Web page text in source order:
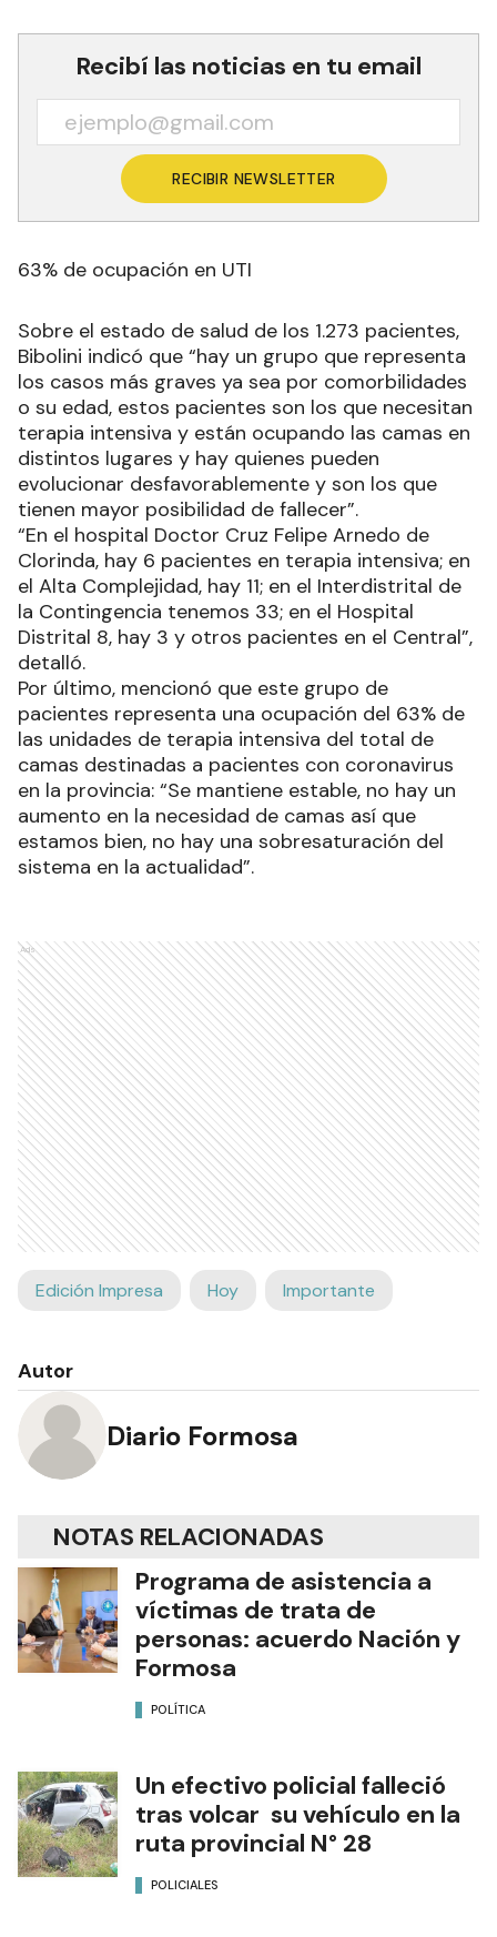
Recibí las noticias en tu email
RECIBIR NEWSLETTER
63% de ocupación en UTI
Sobre el estado de salud de los 1.273 pacientes,
Bibolini indicó que “hay un grupo que representa
los casos más graves ya sea por comorbilidades
o su edad, estos pacientes son los que necesitan
terapia intensiva y están ocupando las camas en
distintos lugares y hay quienes pueden
evolucionar desfavorablemente y son los que
tienen mayor posibilidad de fallecer”.
“En el hospital Doctor Cruz Felipe Arnedo de
Clorinda, hay 6 pacientes en terapia intensiva; en
el Alta Complejidad, hay 11; en el Interdistrital de
la Contingencia tenemos 33; en el Hospital
Distrital 8, hay 3 y otros pacientes en el Central”,
detalló.
Por último, mencionó que este grupo de
pacientes representa una ocupación del 63% de
las unidades de terapia intensiva del total de
camas destinadas a pacientes con coronavirus
en la provincia: “Se mantiene estable, no hay un
aumento en la necesidad de camas así que
estamos bien, no hay una sobresaturación del
sistema en la actualidad”.
Ads
Edición Impresa Hoy Importante
Autor
Diario Formosa
NOTAS RELACIONADAS
Programa de asistencia a
víctimas de trata de
personas: acuerdo Nación y
Formosa
POLÍTICA
Un efectivo policial falleció
tras volcar su vehículo en la
ruta provincial N° 28
POLICIALES